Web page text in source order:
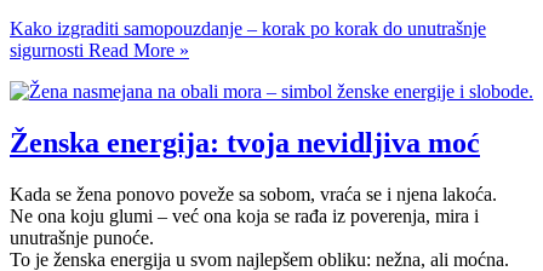
Kako izgraditi samopouzdanje – korak po korak do unutrašnje
sigurnosti Read More »
Ženska energija: tvoja nevidljiva moć
Kada se žena ponovo poveže sa sobom, vraća se i njena lakoća.
Ne ona koju glumi – već ona koja se rađa iz poverenja, mira i
unutrašnje punoće.
To je ženska energija u svom najlepšem obliku: nežna, ali moćna.